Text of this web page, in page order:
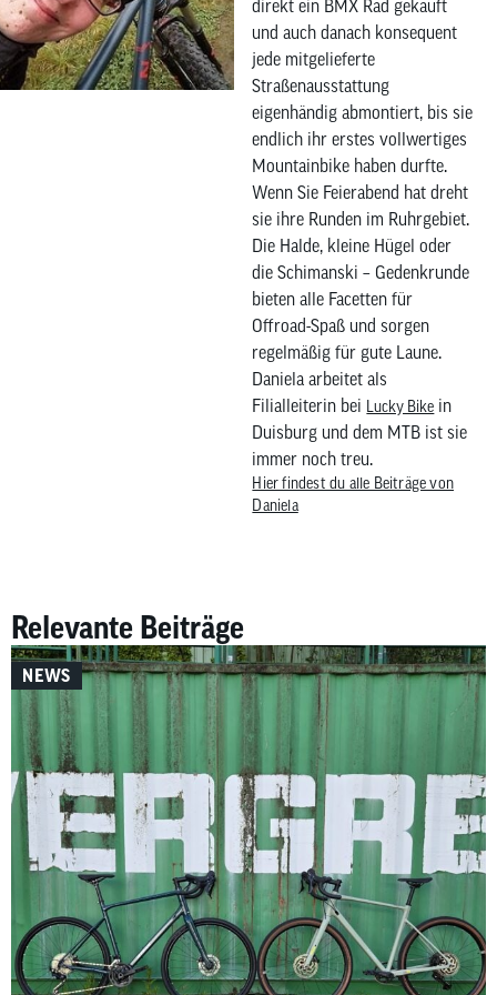
direkt ein BMX Rad gekauft
und auch danach konsequent
jede mitgelieferte
Straßenausstattung
eigenhändig abmontiert, bis sie
endlich ihr erstes vollwertiges
Mountainbike haben durfte.
Wenn Sie Feierabend hat dreht
sie ihre Runden im Ruhrgebiet.
Die Halde, kleine Hügel oder
die Schimanski – Gedenkrunde
bieten alle Facetten für
Offroad-Spaß und sorgen
regelmäßig für gute Laune.
Daniela arbeitet als
Filialleiterin bei
Lucky Bike in
Duisburg und dem MTB ist sie
immer noch treu.
Hier findest du alle Beiträge von
Daniela
Relevante Beiträge
NEWS